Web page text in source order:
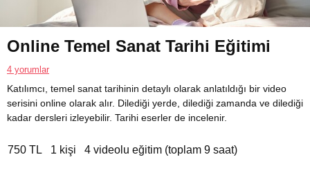
Online Temel Sanat Tarihi Eğitimi
4 yorumlar
Katılımcı, temel sanat tarihinin detaylı olarak anlatıldığı bir video
serisini online olarak alır. Dilediği yerde, dilediği zamanda ve dilediği
kadar dersleri izleyebilir. Tarihi eserler de incelenir.
750 TL 1 kişi 4 videolu eğitim (toplam 9 saat)